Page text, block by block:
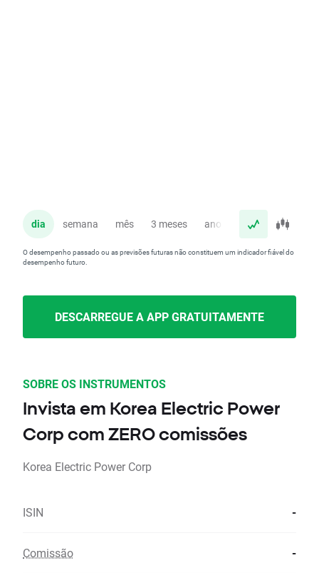
dia semana mês 3 meses ano
O desempenho passado ou as previsões futuras não constituem um indicador fiável do
desempenho futuro.
DESCARREGUE A APP GRATUITAMENTE
SOBRE OS INSTRUMENTOS
Invista em Korea Electric Power
Corp com ZERO comissões
Korea Electric Power Corp
ISIN -
Comissão -